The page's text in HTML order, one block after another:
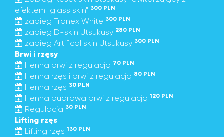
efektem "glass skin" 300 PLN
zabieg Tranex White 300 PLN
zabieg D-skin Utsukusy 280 PLN
zabieg Artifical skin Utsukusy 300 PLN
Brwi i rzęsy
Henna brwi z regulacją 70 PLN
Henna rzęs i brwi z regulacją 80 PLN
Henna rzęs 30 PLN
Henna pudrowa brwi z regulacją 120 PLN
Regulacja 30 PLN
Lifting rzęs
Lifting rzęs 130 PLN